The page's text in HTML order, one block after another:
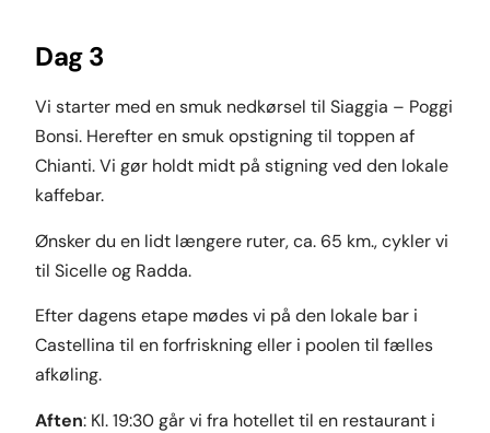
Dag 3
Vi starter med en smuk nedkørsel til Siaggia – Poggi
Bonsi. Herefter en smuk opstigning til toppen af
Chianti. Vi gør holdt midt på stigning ved den lokale
kaffebar.
Ønsker du en lidt længere ruter, ca. 65 km., cykler vi
til Sicelle og Radda.
Efter dagens etape mødes vi på den lokale bar i
Castellina til en forfriskning eller i poolen til fælles
afkøling.
Aften: Kl. 19:30 går vi fra hotellet til en restaurant i